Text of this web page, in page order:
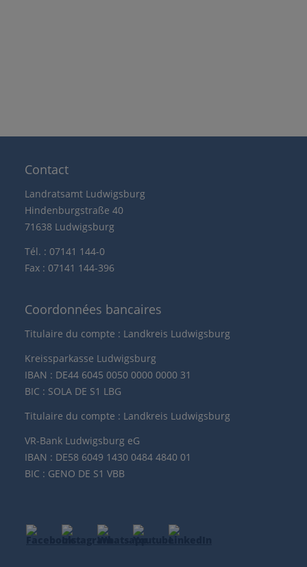
Contact
Landratsamt Ludwigsburg
Hindenburgstraße 40
71638 Ludwigsburg
Tél. : 07141 144-0
Fax : 07141 144-396
Coordonnées bancaires
Titulaire du compte : Landkreis Ludwigsburg
Kreissparkasse Ludwigsburg
IBAN : DE44 6045 0050 0000 0000 31
BIC : SOLA DE S1 LBG
Titulaire du compte : Landkreis Ludwigsburg
VR-Bank Ludwigsburg eG
IBAN : DE58 6049 1430 0484 4840 01
BIC : GENO DE S1 VBB